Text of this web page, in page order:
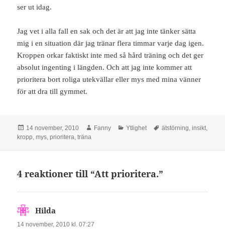
ser ut idag.
Jag vet i alla fall en sak och det är att jag inte tänker sätta
mig i en situation där jag tränar flera timmar varje dag igen.
Kroppen orkar faktiskt inte med så hård träning och det ger
absolut ingenting i längden. Och att jag inte kommer att
prioritera bort roliga utekvällar eller mys med mina vänner
för att dra till gymmet.
Postat
14 november, 2010 Författare
Fanny Kategorier
Ytlighet Taggar
ätstörning,insikt,
kropp,mys,prioritera,träna
4 reaktioner till “Att prioritera.”
Hilda
14 november, 2010 kl. 07:27